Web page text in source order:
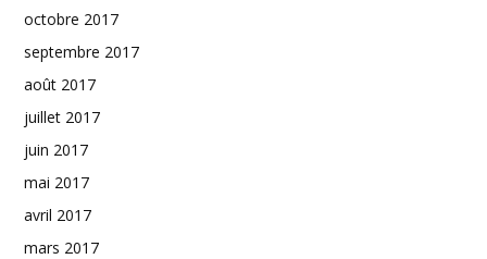
octobre 2017
septembre 2017
août 2017
juillet 2017
juin 2017
mai 2017
avril 2017
mars 2017